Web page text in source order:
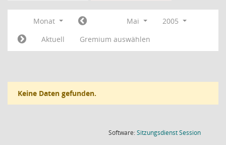
Monat Mai
2005
Aktuell
Gremium auswählen
Keine Daten gefunden.
Software:SitzungsdienstSession(Wird in